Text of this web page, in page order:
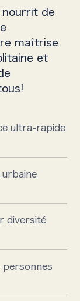
nourrit de
maîtrise
et
ultra-rapide
diversité